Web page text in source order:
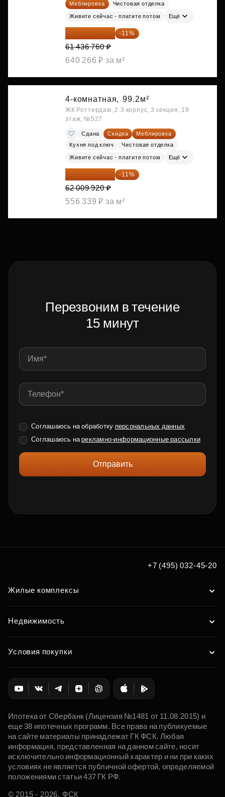
Меблировка
Чистовая отделка
Живите сейчас - платите потом Ещё
54 678 716 ₽ -11%
61 436 760 ₽
640 266 ₽ за м²
4-комнатная, 99.2м²
ЖК Роттердам, 2.3 корпус, 3 секция, 19
этаж, №527
Сдана Скидка
Меблировка
Кухня под ключ
Чистовая отделка
Живите сейчас - платите потом Ещё
55 188 829 ₽ -11%
62 009 920 ₽
556 339 ₽ за м²
Перезвоним в течение
15 минут
Соглашаюсь на обработку персональных данных
Соглашаюсь нарекламно-информационные рассылки
Отправить
+7 (495) 032-45-20
Жилые комплексы
Недвижимость
Условия покупки
Ипотека от Сбербанк (Лицензия №1481 от 11.08.2015) и
еще 38 ипотечных программ. Все права на публикуемые
на сайте материалы принадлежат ГК ФСК. Любая
информация, представленная на данном сайте, носит
исключительно информационный характер и ни при каких
условиях не является публичной офертой, определяемой
положениями статьи 437 ГК РФ.
© 2015 - 2026. ФСК